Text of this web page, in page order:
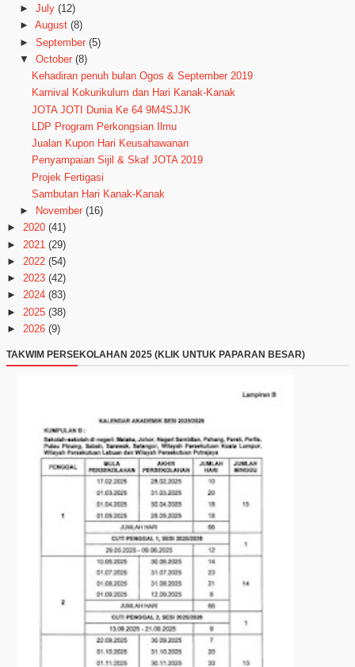
► July (12)
► August (8)
► September (5)
▼
October (8)
Kehadiran penuh bulan Ogos & September 2019
Karnival Kokurikulum dan Hari Kanak-Kanak
JOTA JOTI Dunia Ke 64 9M4SJJK
LDP Program Perkongsian Ilmu
Jualan Kupon Hari Keusahawanan
Penyampaian Sijil & Skaf JOTA 2019
Projek Fertigasi
Sambutan Hari Kanak-Kanak
►
November (16)
► 2020 (41)
► 2021 (29)
► 2022 (54)
► 2023 (42)
► 2024 (83)
► 2025 (38)
► 2026 (9)
TAKWIM PERSEKOLAHAN 2025 (KLIK UNTUK PAPARAN BESAR)